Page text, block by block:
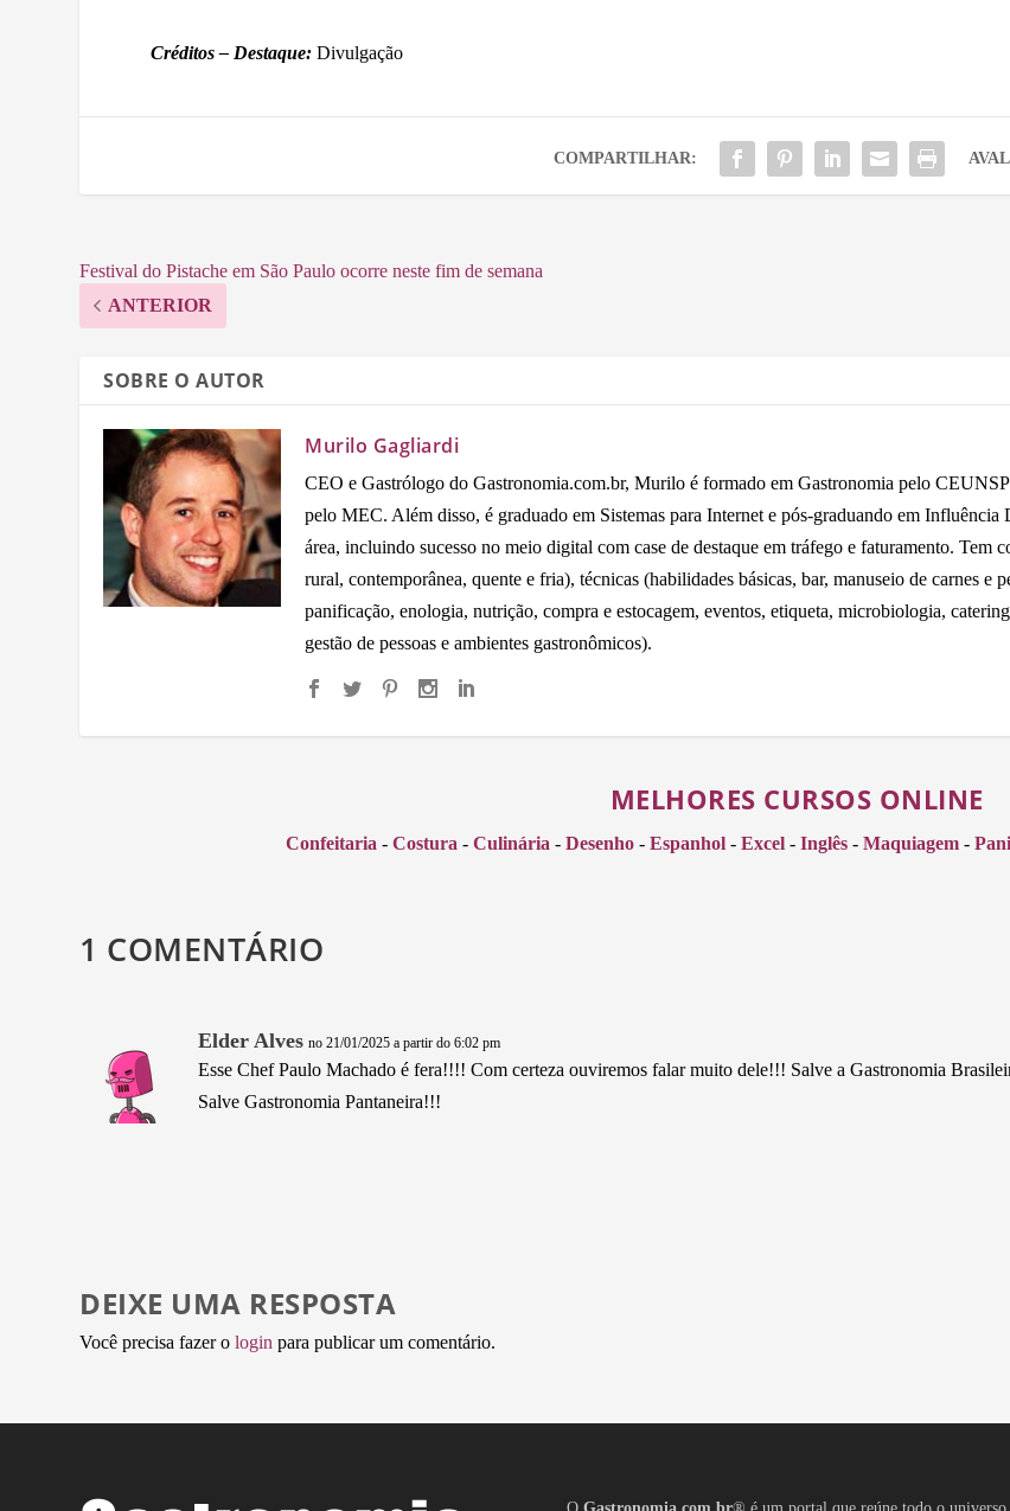
Créditos – Destaque: Divulgação
COMPARTILHAR:
Festival do Pistache em São Paulo ocorre neste fim de semana
ANTERIOR
SOBRE O AUTOR
Murilo Gagliardi
CEO e Gastrólogo do Gastronomia.com.br, Murilo é formado em Gastronomia pelo
pelo MEC. Além disso, é graduado em Sistemas para Internet e pós-graduando em
área, incluindo sucesso no meio digital com case de destaque em tráfego e faturamento. Tem
rural, contemporânea, quente e fria), técnicas (habilidades básicas, bar, manuseio de carnes e
panificação, enologia, nutrição, compra e estocagem, eventos, etiqueta, microbiologia,
gestão de pessoas e ambientes gastronômicos).
MELHORES CURSOS ONLINE
Confeitaria - Costura - Culinária - Desenho - Espanhol - Excel - Inglês - Maquiagem -
1 COMENTÁRIO
Elder Alves no 21/01/2025 a partir do 6:02 pm
Esse Chef Paulo Machado é fera!!!! Com certeza ouviremos falar muito dele!!! Salve a Gastronomia
Salve Gastronomia Pantaneira!!!
DEIXE UMA RESPOSTA
Você precisa fazer ologin para publicar um comentário.